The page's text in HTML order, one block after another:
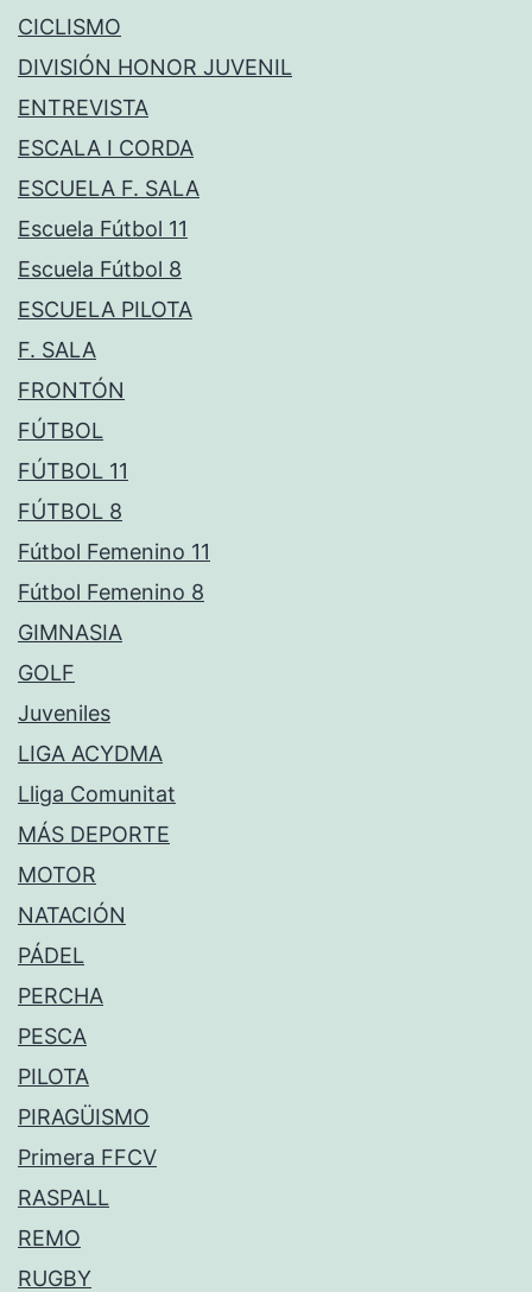
CICLISMO
DIVISIÓN HONOR JUVENIL
ENTREVISTA
ESCALA I CORDA
ESCUELA F. SALA
Escuela Fútbol 11
Escuela Fútbol 8
ESCUELA PILOTA
F. SALA
FRONTÓN
FÚTBOL
FÚTBOL 11
FÚTBOL 8
Fútbol Femenino 11
Fútbol Femenino 8
GIMNASIA
GOLF
Juveniles
LIGA ACYDMA
Lliga Comunitat
MÁS DEPORTE
MOTOR
NATACIÓN
PÁDEL
PERCHA
PESCA
PILOTA
PIRAGÜISMO
Primera FFCV
RASPALL
REMO
RUGBY